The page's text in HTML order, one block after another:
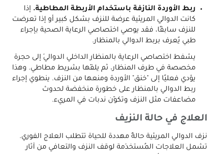
ربط الأوردة النازفة باستخدام الأربطة المطاطية. إذا
كانت الدوالي المريئية عرضة للنزف بشكل كبير أو إذا تعرضت
للنزف سابقًا، فقد يوصي اختصاصي الرعاية الصحية بإجراء
طبي يُعرف بربط الدوالي بالمنظار.
يشفط اختصاصي الرعاية بالمنظار الداخلي الدواليَ إلى حجرة
مخصصة في طرف المنظار، ثم يلفّها بشريط مطاطي. وهذا
يؤدي فعليًا إلى "خنق" الأوردة ومنعها من النزف. ينطوي إجراء
ربط الدوالي بالمنظار على خطورة منخفضة لحدوث
مضاعفات مثل النزف وتكوّن ندبات في المريء.
العلاج في حالة النزيف
نزف الدوالي المريئية حالةٌ مهددة للحياة تتطلب العلاج الفوري.
تشمل العلاجات المُستخدَمة لوقف النزف والتعافي من آثار